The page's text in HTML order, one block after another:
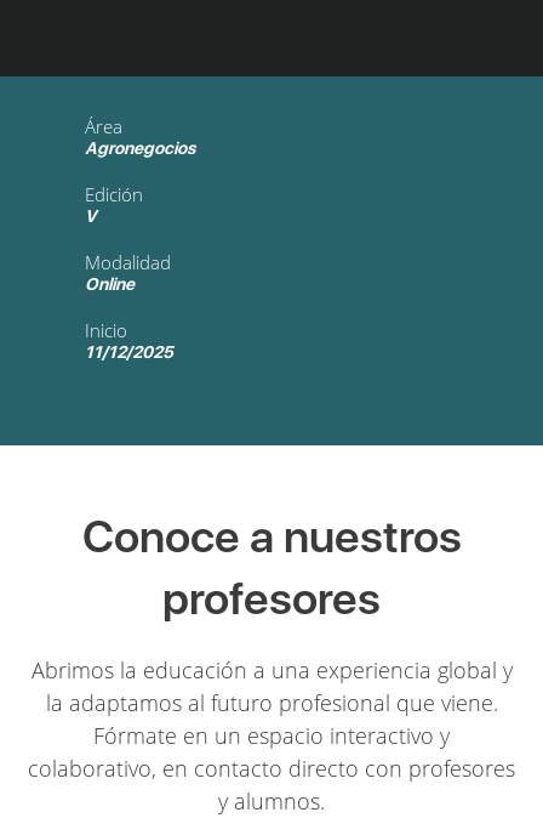
Área
Agronegocios
Edición
V
Modalidad
Online
Inicio
11/12/2025
Conoce a nuestros
profesores
Abrimos la educación a una experiencia global y
la adaptamos al futuro profesional que viene.
Fórmate en un espacio interactivo y
colaborativo, en contacto directo con profesores
y alumnos.